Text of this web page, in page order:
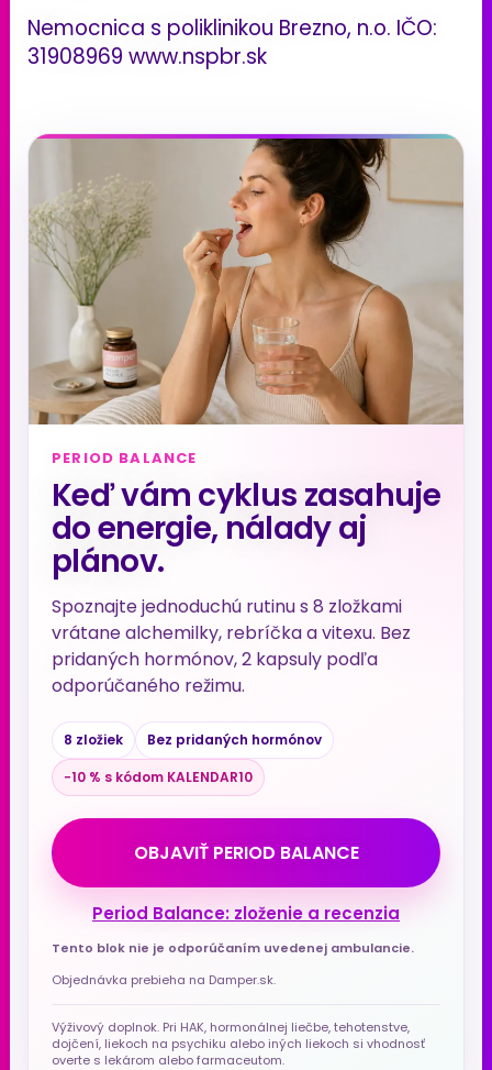
Nemocnica s poliklinikou Brezno, n.o. IČO:
31908969 www.nspbr.sk
PERIOD BALANCE
Keď vám cyklus zasahuje
do energie, nálady aj
plánov.
Spoznajte jednoduchú rutinu s 8 zložkami
vrátane alchemilky, rebríčka a vitexu. Bez
pridaných hormónov, 2 kapsuly podľa
odporúčaného režimu.
8 zložiek
Bez pridaných hormónov
−10 % s kódom KALENDAR10
OBJAVIŤ PERIOD BALANCE
Period Balance: zloženie a recenzia
Tento blok nie je odporúčaním uvedenej ambulancie.
Objednávka prebieha na Damper.sk.
Výživový doplnok. Pri HAK, hormonálnej liečbe, tehotenstve,
dojčení, liekoch na psychiku alebo iných liekoch si vhodnosť
overte s lekárom alebo farmaceutom.